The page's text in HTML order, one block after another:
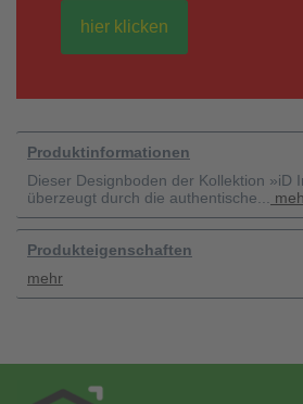
hier klicken
Produktinformationen
Dieser Designboden der Kollektion »iD
überzeugt durch die authentische...
Produkteigenschaften
mehr